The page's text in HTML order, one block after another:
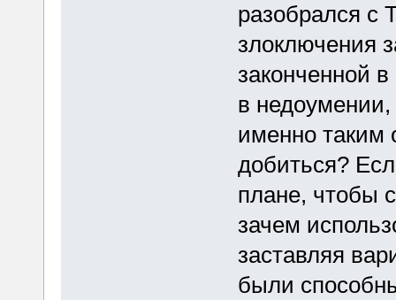
разобрался с
злоключения
законченной
в
именно таким
добиться?
плане, чтобы
зачем
заставляя
были